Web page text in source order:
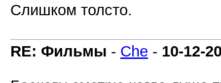
Слишком толсто.
RE: Фильмы - Che - 10-12-